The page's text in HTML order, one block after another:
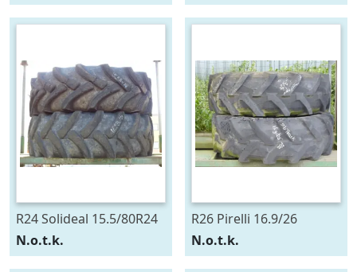
R24 Solideal 15.5/80R24
N.o.t.k.
R26 Pirelli 16.9/26
N.o.t.k.